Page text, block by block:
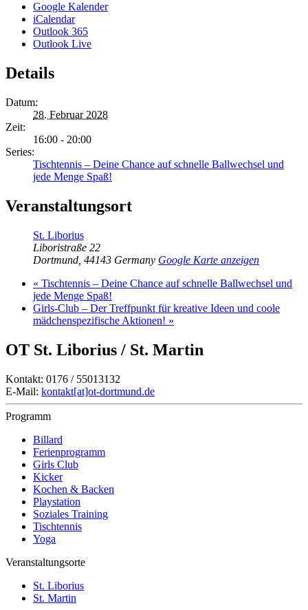
Google Kalender
iCalendar
Outlook 365
Outlook Live
Details
Datum:
28. Februar 2028
Zeit:
16:00 - 20:00
Series:
Tischtennis – Deine Chance auf schnelle Ballwechsel und
jede Menge Spaß!
Veranstaltungsort
St. Liborius
Liboristraße 22
Dortmund 44143 Germany Google Karte anzeigen
« Tischtennis – Deine Chance auf schnelle Ballwechsel und
jede Menge Spaß!
Girls-Club – Der Treffpunkt für kreative Ideen und coole
mädchenspezifische Aktionen! »
OT St. Liborius / St. Martin
Kontakt: 0176 / 55013132
E-Mail: kontakt[at]ot-dortmund.de
Programm
Billard
Ferienprogramm
Girls Club
Kicker
Kochen & Backen
Playstation
Soziales Training
Tischtennis
Yoga
Veranstaltungsorte
St. Liborius
St. Martin